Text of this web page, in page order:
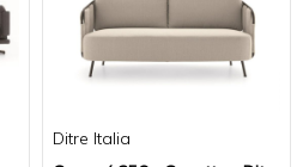
Ditre Italia